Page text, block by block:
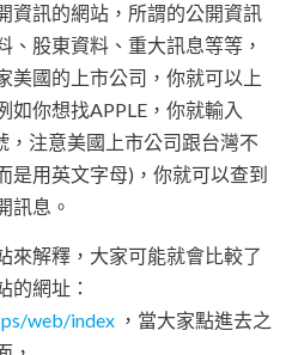
資訊的網站，所謂的公開資訊
、股東資料、重大訊息等等，
美國的上市公司，你就可以上
你想找APPLE，你就輸入
，注意美國上市公司跟台灣不
是用英文字母)，你就可以查到
訊息。
來解釋，大家可能就會比較了
的網址：
web/index ，當大家點進去之